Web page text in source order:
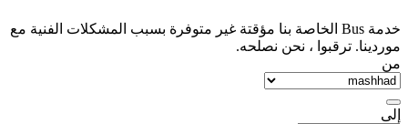
خدمة Bus الخاصة بنا مؤقتة غير متوفرة بسبب المشكلات الفنية مع
موردينا. ترقبوا ، نحن نصلحه.
من
إلى